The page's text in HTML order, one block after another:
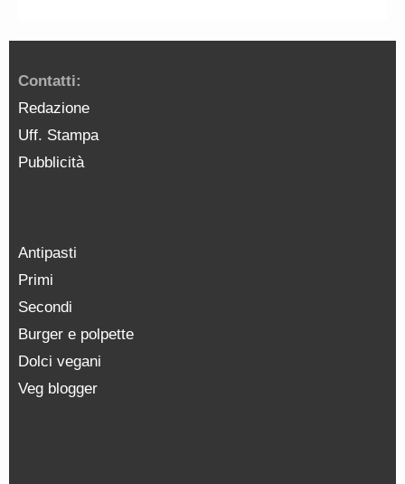
Contatti:
Redazione
Uff. Stampa
Pubblicità
Antipasti
Primi
Secondi
Burger e polpette
Dolci vegani
Veg blogger